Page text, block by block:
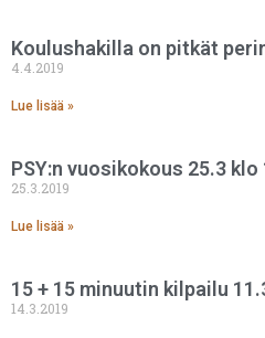
Koulushakilla on pitkät
4.4.2019
Lue lisää »
PSY:n vuosikokous 25.3
25.3.2019
Lue lisää »
15 + 15 minuutin kilpailu
14.3.2019